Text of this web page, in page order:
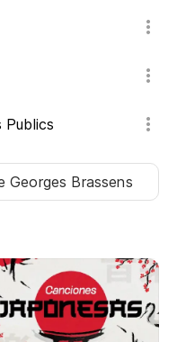
Publics
Georges Brassens